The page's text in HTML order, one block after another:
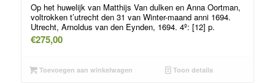
Op het huwelijk van Matthijs Van dulken en Anna Oortman,
voltrokken t’utrecht den 31 van Winter-maand anni 1694.
Utrecht, Arnoldus van den Eynden, 1694. 4º: [12] p.
€275,00
Toevoegen aan winkelwagen Toon details